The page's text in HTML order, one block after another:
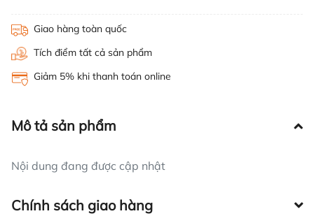
Giao hàng toàn quốc
Tích điểm tất cả sản phẩm
Giảm 5% khi thanh toán online
Mô tả sản phẩm
Nội dung đang được cập nhật
Chính sách giao hàng